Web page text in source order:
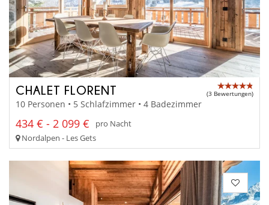
CHALET FLORENT (3 Bewertungen)
10 Personen • 5 Schlafzimmer • 4 Badezimmer
434 € - 2 099 €
pro Nacht
Nordalpen - Les Gets